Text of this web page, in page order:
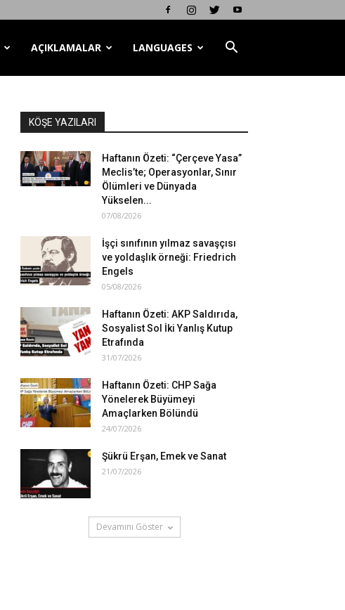
AÇIKLAMALAR LANGUAGES
KÖŞE YAZILARI
Haftanın Özeti: “Çerçeve Yasa”
Meclis’te; Operasyonlar, Sınır
Ölümleri ve Dünyada
Yükselen...
07/08/2026
İşçi sınıfının yılmaz savaşçısı
ve yoldaşlık örneği: Friedrich
Engels
05/08/2026
Haftanın Özeti: AKP Saldırıda,
Sosyalist Sol İki Yanlış Kutup
Etrafında
31/07/2026
Haftanın Özeti: CHP Sağa
Yönelerek Büyümeyi
Amaçlarken Bölündü
24/07/2026
Şükrü Erşan, Emek ve Sanat
21/07/2026
Devamını Göster